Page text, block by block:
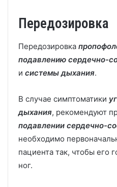
Передозировка
Передозировка
подавлению сердечно-
и системы дыхания.
В случае симптоматики
дыхания, рекомендуют
подавлении сердечно-
необходимо
пациента так, чтобы его
ног.